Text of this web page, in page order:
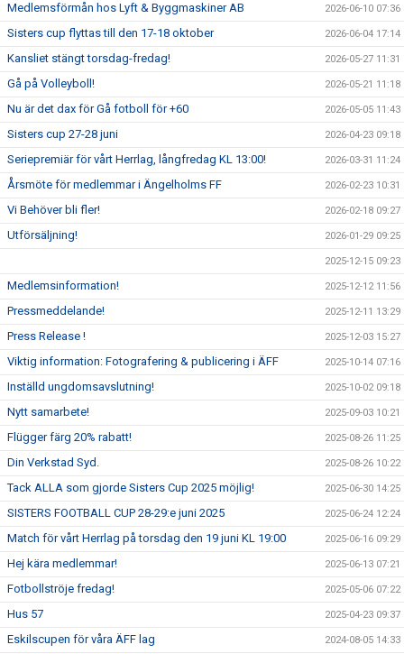
Medlemsförmån hos Lyft & Byggmaskiner AB 2026-06-10 07:36
Sisters cup flyttas till den 17-18 oktober 2026-06-04 17:14
Kansliet stängt torsdag-fredag! 2026-05-27 11:31
Gå på Volleyboll! 2026-05-21 11:18
Nu är det dax för Gå fotboll för +60 2026-05-05 11:43
Sisters cup 27-28 juni 2026-04-23 09:18
Seriepremiär för vårt Herrlag, långfredag KL 13:00! 2026-03-31 11:24
Årsmöte för medlemmar i Ängelholms FF 2026-02-23 10:31
Vi Behöver bli fler! 2026-02-18 09:27
Utförsäljning! 2026-01-29 09:25
2025-12-15 09:23
Medlemsinformation! 2025-12-12 11:56
Pressmeddelande! 2025-12-11 13:29
Press Release ! 2025-12-03 15:27
Viktig information: Fotografering & publicering i ÄFF 2025-10-14 07:16
Inställd ungdomsavslutning! 2025-10-02 09:18
Nytt samarbete! 2025-09-03 10:21
Flügger färg 20% rabatt! 2025-08-26 11:25
Din Verkstad Syd. 2025-08-26 10:22
Tack ALLA som gjorde Sisters Cup 2025 möjlig! 2025-06-30 14:25
SISTERS FOOTBALL CUP 28-29:e juni 2025 2025-06-24 12:24
Match för vårt Herrlag på torsdag den 19 juni KL 19:00 2025-06-16 09:29
Hej kära medlemmar! 2025-06-13 07:21
Fotbollströje fredag! 2025-05-06 07:22
Hus 57 2025-04-23 09:37
Eskilscupen för våra ÄFF lag 2024-08-05 14:33